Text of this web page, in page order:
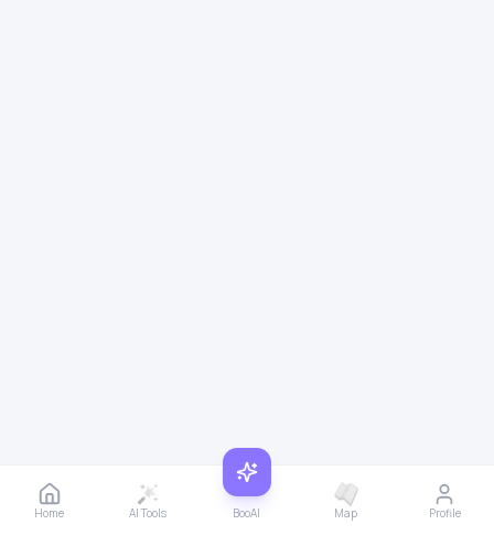
Home AI Tools BooAI Map Profile